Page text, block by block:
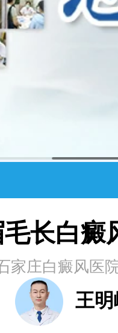
毛长白癜
家庄白癜风医
王